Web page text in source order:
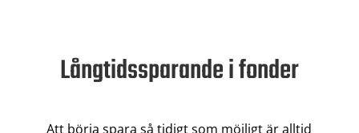
Långtidssparande i fonder
Att börja spara så tidigt som möjligt är alltid